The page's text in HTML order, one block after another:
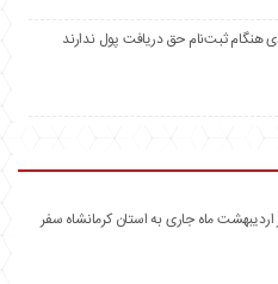
هنگام ثبت‌نام حق دریافت پول ندارند
ماه جاری به استان کرمانشاه سفر